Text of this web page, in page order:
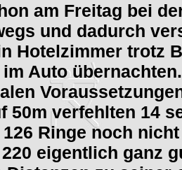
am Freitag bei
und dadurch
Hotelzimmer trotz
Auto
50m verfehlten 14
Ringe noch
eigentlich ganz